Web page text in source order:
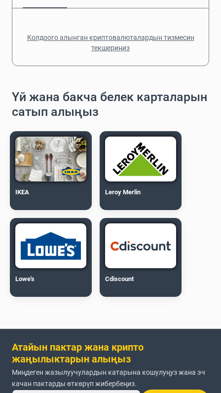
Колдоого алынган криптовалюталардын тизмесин
текшериңиз
Үй жана бакча белек карталарын
сатып алыңыз
IKEA Leroy Merlin
Lowe's Cdiscount
Атайын пактар жана крипто
жаңылыктарын алыңыз
Миңдеген жазылуучулардын катарына кошулуңуз жана эч
качан пактарды өткөрүп жибербеңиз.